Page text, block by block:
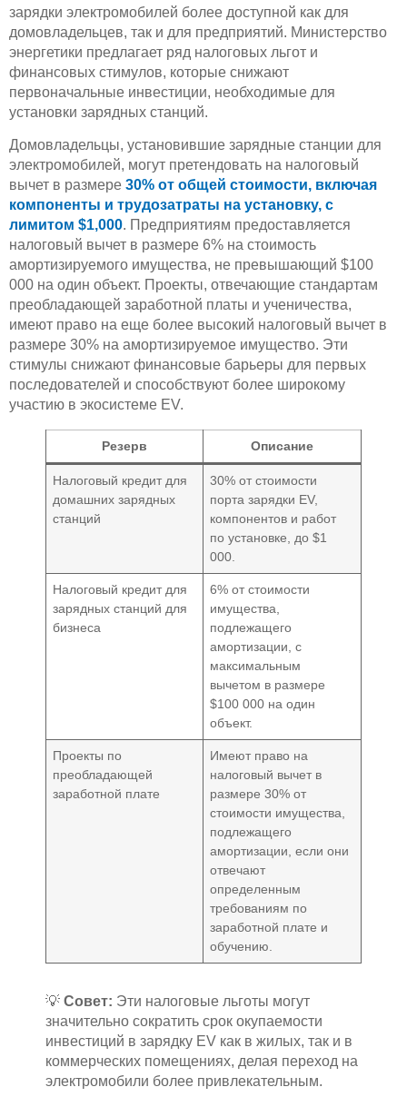
зарядки электромобилей более доступной как для
домовладельцев, так и для предприятий. Министерство
энергетики предлагает ряд налоговых льгот и
финансовых стимулов, которые снижают
первоначальные инвестиции, необходимые для
установки зарядных станций.
Домовладельцы, установившие зарядные станции для
электромобилей, могут претендовать на налоговый
вычет в размере 30% от общей стоимости, включая
компоненты и трудозатраты на установку, с
лимитом $1,000. Предприятиям предоставляется
налоговый вычет в размере 6% на стоимость
амортизируемого имущества, не превышающий $100
000 на один объект. Проекты, отвечающие стандартам
преобладающей заработной платы и ученичества,
имеют право на еще более высокий налоговый вычет в
размере 30% на амортизируемое имущество. Эти
стимулы снижают финансовые барьеры для первых
последователей и способствуют более широкому
участию в экосистеме EV.
Резерв Описание
Налоговый кредит для
домашних зарядных
станций
30% от стоимости
порта зарядки EV,
компонентов и работ
по установке, до $1
000.
Налоговый кредит для
зарядных станций для
бизнеса
6% от стоимости
имущества,
подлежащего
амортизации, с
максимальным
вычетом в размере
$100 000 на один
объект.
Проекты по
преобладающей
заработной плате
Имеют право на
налоговый вычет в
размере 30% от
стоимости имущества,
подлежащего
амортизации, если они
отвечают
определенным
требованиям по
заработной плате и
обучению.
💡 Совет: Эти налоговые льготы могут
значительно сократить срок окупаемости
инвестиций в зарядку EV как в жилых, так и в
коммерческих помещениях, делая переход на
электромобили более привлекательным.